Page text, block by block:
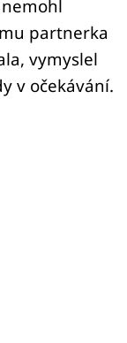
partnerka
vymyslel
v očekávání.